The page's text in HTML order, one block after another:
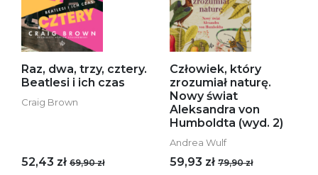
Raz, dwa, trzy, cztery.
Beatlesi i ich czas
Craig Brown
52,43 zł 69,90 zł
Człowiek, który
zrozumiał naturę.
Nowy świat
Aleksandra von
Humboldta (wyd. 2)
Andrea Wulf
59,93 zł 79,90 zł